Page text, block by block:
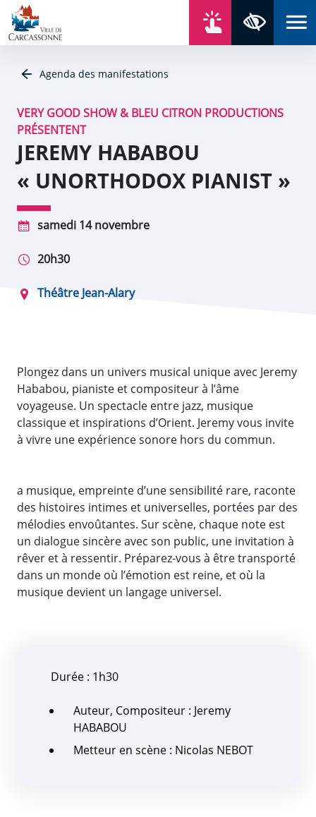
Aller au contenu
Aller au menu
Aller au plan du site
Aller à la recherche
Agenda des manifestations
VERY GOOD SHOW & BLEU CITRON PRODUCTIONS
PRÉSENTENT
JEREMY HABABOU
« UNORTHODOX PIANIST »
samedi 14 novembre
20h30
Théâtre Jean-Alary
Plongez dans un univers musical unique avec Jeremy
Hababou, pianiste et compositeur à l’âme
voyageuse. Un spectacle entre jazz, musique
classique et inspirations d’Orient. Jeremy vous invite
à vivre une expérience sonore hors du commun.
a musique, empreinte d’une sensibilité rare, raconte
des histoires intimes et universelles, portées par des
mélodies envoûtantes. Sur scène, chaque note est
un dialogue sincère avec son public, une invitation à
rêver et à ressentir. Préparez-vous à être transporté
dans un monde où l’émotion est reine, et où la
musique devient un langage universel.
Durée : 1h30
Auteur, Compositeur : Jeremy
HABABOU
Metteur en scène : Nicolas NEBOT
Panneau de gestion des cookies